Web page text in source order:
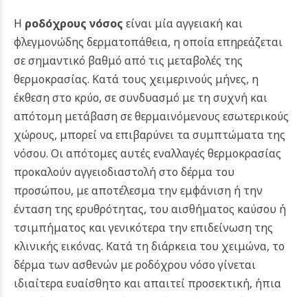
Η ροδόχρους νόσος είναι μία αγγειακή και
φλεγμονώδης δερματοπάθεια, η οποία επηρεάζεται
σε σημαντικό βαθμό από τις μεταβολές της
θερμοκρασίας. Κατά τους χειμερινούς μήνες, η
έκθεση στο κρύο, σε συνδυασμό με τη συχνή και
απότομη μετάβαση σε θερμαινόμενους εσωτερικούς
χώρους, μπορεί να επιβαρύνει τα συμπτώματα της
νόσου. Οι απότομες αυτές εναλλαγές θερμοκρασίας
προκαλούν αγγειοδιαστολή στο δέρμα του
προσώπου, με αποτέλεσμα την εμφάνιση ή την
ένταση της ερυθρότητας, του αισθήματος καύσου ή
τσιμπήματος και γενικότερα την επιδείνωση της
κλινικής εικόνας. Κατά τη διάρκεια του χειμώνα, το
δέρμα των ασθενών με ροδόχρου νόσο γίνεται
ιδιαίτερα ευαίσθητο και απαιτεί προσεκτική, ήπια